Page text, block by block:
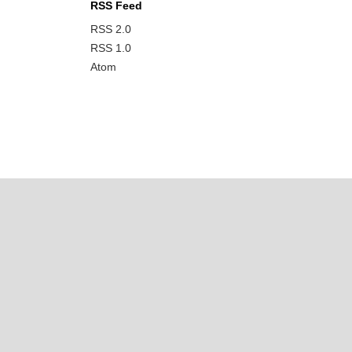
RSS Feed
RSS 2.0
RSS 1.0
Atom